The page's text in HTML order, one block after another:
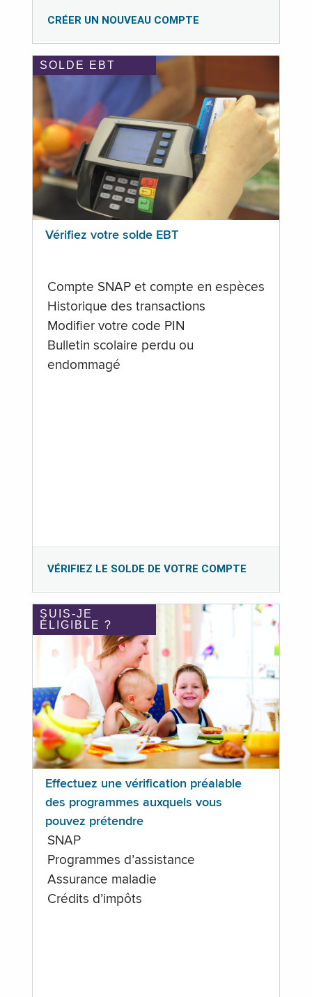
CRÉER UN NOUVEAU COMPTE
SOLDE EBT
Vérifiez votre solde EBT
Compte SNAP et compte en espèces
Historique des transactions
Modifier votre code PIN
Bulletin scolaire perdu ou
endommagé
VÉRIFIEZ LE SOLDE DE VOTRE COMPTE
SUIS-JE
ÉLIGIBLE ?
Effectuez une vérification préalable
des programmes auxquels vous
pouvez prétendre
SNAP
Programmes d’assistance
Assurance maladie
Crédits d’impôts